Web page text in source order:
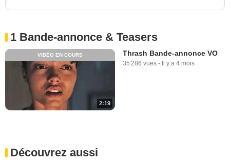
1 Bande-annonce & Teasers
2:19
VIDÉO EN COURS Thrash Bande-annonce VO
35 286 vues - Il y a 4 mois
Découvrez aussi